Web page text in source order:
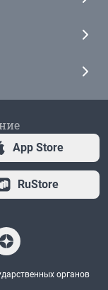
App Store
RuStore
органов